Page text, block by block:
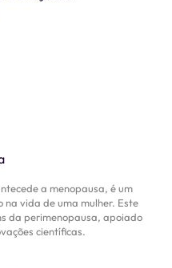
a menopausa, é um
vida de uma mulher. Este
da perimenopausa, apoiado
científicas.